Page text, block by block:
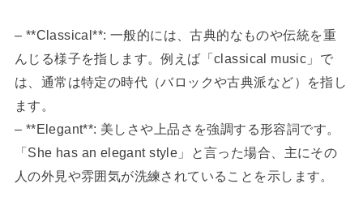
– **Classical**: 一般的には、古典的なものや伝統を重
んじる様子を指します。例えば「classical music」で
は、通常は特定の時代（バロックや古典派など）を指し
ます。
– **Elegant**: 美しさや上品さを強調する形容詞です。
「She has an elegant style」と言った場合、主にその
人の外見や雰囲気が洗練されていることを示します。